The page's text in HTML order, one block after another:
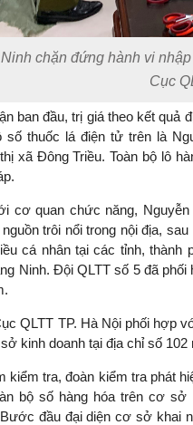
chặn đứng hành vi
Cục
ban đầu, trị giá theo kết quả
số thuốc lá điện tử trên là
xã Đông Triều. Toàn bộ lô
cơ quan chức năng,
trôi nổi trong nội địa,
cá nhân tại các tỉnh, thành
Ninh. Đội QLTT số 5 đã
QLTT TP. Hà Nội phối hợp
kinh doanh tại địa chỉ số
kiểm tra, đoàn kiểm tra phát
bộ số hàng hóa trên cơ
đầu đại diện cơ sở khai
TS. Nguyễn Đức Độ - Phó
"Có rất nhiều
ngay từ bây giờ
đang được tiến
khuyến khích
khởi nghiệp..."